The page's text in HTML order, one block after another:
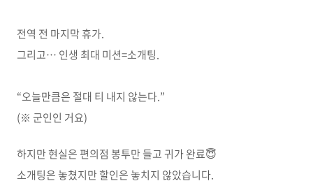
전역 전 마지막 휴가.
그리고… 인생 최대 미션=소개팅.
“오늘만큼은 절대 티 내지 않는다.”
(※ 군인인 거요)
하지만 현실은 편의점 봉투만 들고 귀가 완료😇
소개팅은 놓쳤지만 할인은 놓치지 않았습니다.